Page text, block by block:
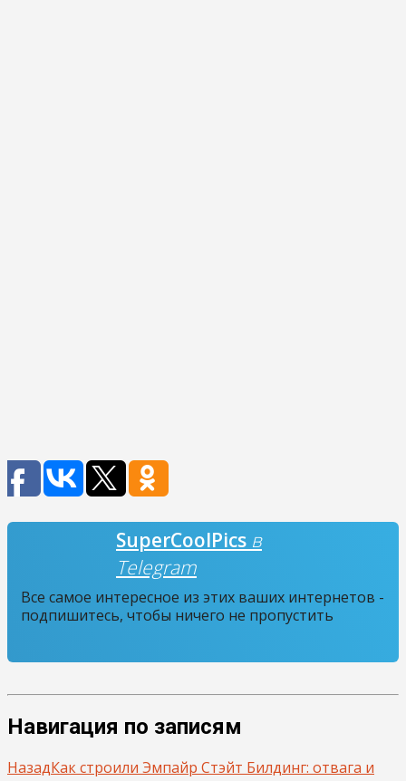
SuperCoolPics в
Telegram
Все самое интересное из этих ваших интернетов -
подпишитесь, чтобы ничего не пропустить
Навигация по записям
НазадКак строили Эмпайр Стэйт Билдинг: отвага и